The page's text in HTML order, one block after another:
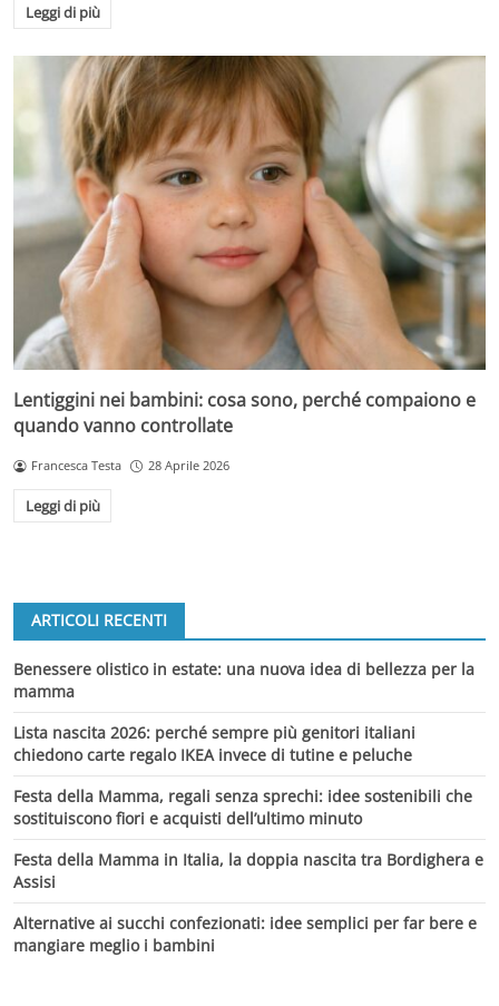
Leggi di più
Lentiggini nei bambini: cosa sono, perché compaiono e
quando vanno controllate
Francesca Testa 28 Aprile 2026
Leggi di più
ARTICOLI RECENTI
Benessere olistico in estate: una nuova idea di bellezza per la
mamma
Lista nascita 2026: perché sempre più genitori italiani
chiedono carte regalo IKEA invece di tutine e peluche
Festa della Mamma, regali senza sprechi: idee sostenibili che
sostituiscono fiori e acquisti dell’ultimo minuto
Festa della Mamma in Italia, la doppia nascita tra Bordighera e
Assisi
Alternative ai succhi confezionati: idee semplici per far bere e
mangiare meglio i bambini